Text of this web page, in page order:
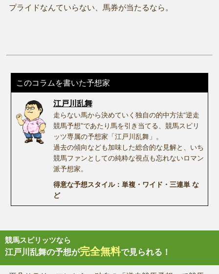
プライドなんていらない、馬券が当たるなら。
このコラムを書いた予想家
江戸川乱舞
走らない馬から決めていく独自の的中方法“逆走
競馬予想”であたり馬を引き当てる、競馬スピリ
ッツ専属の予想家「江戸川乱舞」。
過去の傾向なども加味した総合的な見解と、いち
競馬ファンとしての純粋な視点も忘れないロマン
派予想家。
得意な予想スタイル：単複・ワイド・三連単 な
ど
競馬スピリッツなら
江戸川乱舞の予想が完全無料で見られる！